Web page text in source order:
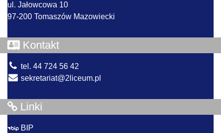
ul. Jałowcowa 10
97-200 Tomaszów Mazowiecki
Kontakt
tel. 44 724 56 42
sekretariat@2liceum.pl
Linki
BIP